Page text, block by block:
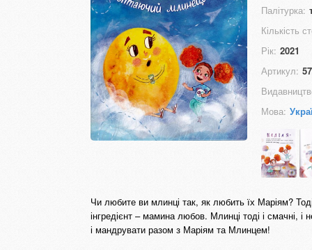
Палітурка:
Кількість
Рік: 2021
Артикул:
Мова:
Чи любите ви млинці так, як любить їх Маріям?
інгредієнт – мамина любов. Млинці тоді і смачні,
і мандрувати разом з Маріям та Млинцем!